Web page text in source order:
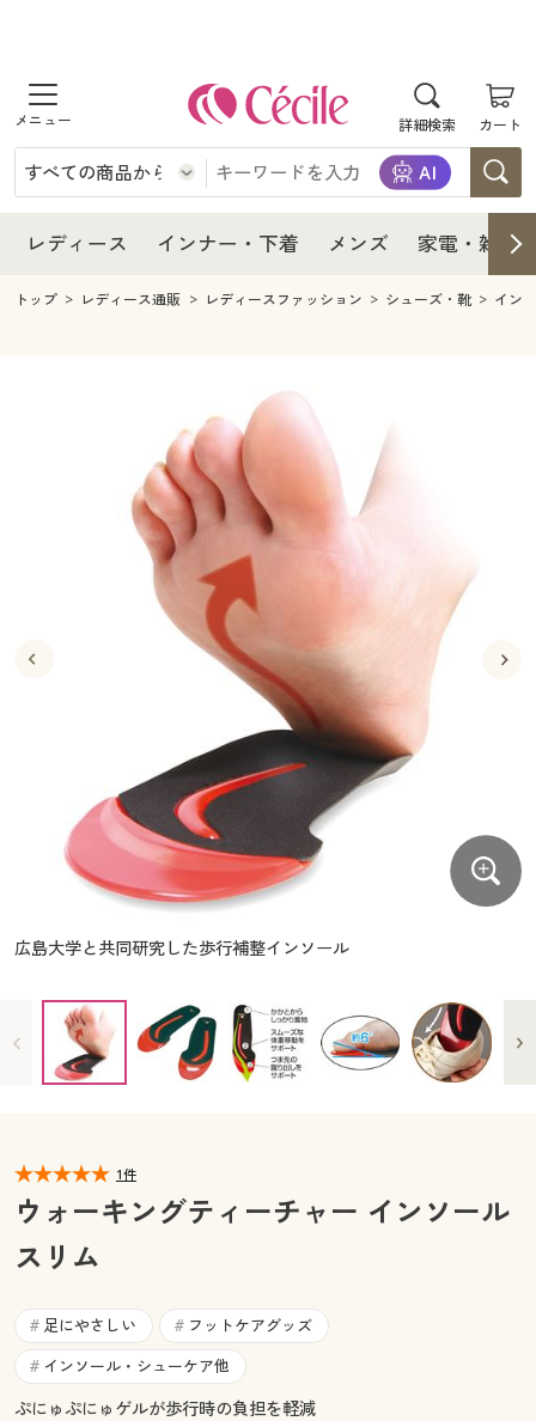
詳細検索 カート
商品を探す
レディース
レディースファッション
インナー・下着
インナー・下着通販すべて
ジュニア・ティーンズ下着
メンズ
メンズファッション
キッチン・雑貨・日用品
寝具・インテリア・家具
寝具・インテリア・家具通販すべて
カーテン・ラグ・ファブリック
美容・健康通販すべて
美容・健康・サプリメント
制服・スクール
制服・スクールすべて
ジュニア・ティーンズ下着
大きいサイズ レディース服
大きいサイズ レディース下着
大きいサイズ メンズ
大きいサイズ 事務・制服
シークレットセール
商品カテゴリ一覧
カタログ
カタログ・チラシからのご注文
デジタルカタログ
カタログ無料プレゼント
マイページ
閲覧履歴
お気に入り
サポート
レディース インナー・下着 メンズ 家電・雑貨
レディース
レディース通販すべて
レディースファッション
インナー・下着
インナー・下着通販すべて
ジュニア・ティーンズ下着
メンズ
キッチン・雑貨・日用品
寝具・インテリア・家具通販すべて
カーテン・ラグ・ファブリック
美容・健康通販すべて
美容・健康・サプリメント
制服・スクール
制服・スクールすべて
ジュニア・ティーンズ下着
大きいサイズ
大きいサイズ通販すべて
大きいサイズ レディース服
大きいサイズ レディース下着
大きいサイズ メンズ
大きいサイズ 事務・制服
カタログ
カタログ・チラシからのご注文
カタログ無料プレゼント
会員メニュー
閲覧履歴
お気に入り
サポート
ご利用ガイド
トップ レディース通販 レディースファッション シューズ・靴 イン
広島大学と共同研究した歩行補整インソール
1件
ウォーキングティーチャー インソール
スリム
# 足にやさしい # フットケアグッズ
# インソール・シューケア他
ぷにゅぷにゅゲルが歩行時の負担を軽減